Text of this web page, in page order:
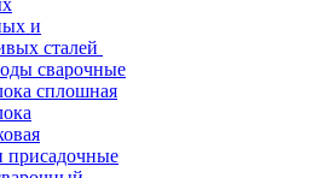
и
сталей
сварочные
сплошная
присадочные